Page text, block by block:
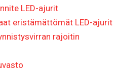
LED-ajurit
eristämättömät LED-ajurit
rajoitin